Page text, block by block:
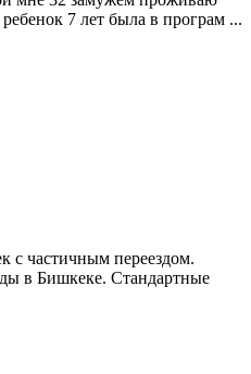
7 лет была в програм ...
с частичным переездом.
в Бишкеке. Стандартные